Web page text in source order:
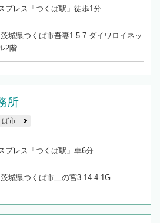
プレス「つくば駅」徒歩1分
城県つくば市吾妻1-5-7 ダイワロイネッ
2階
所
ば市
プレス「つくば駅」車6分
城県つくば市二の宮3-14-4-1G